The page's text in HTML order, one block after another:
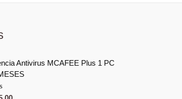
Antivirus MCAFEE Plus 1 PC